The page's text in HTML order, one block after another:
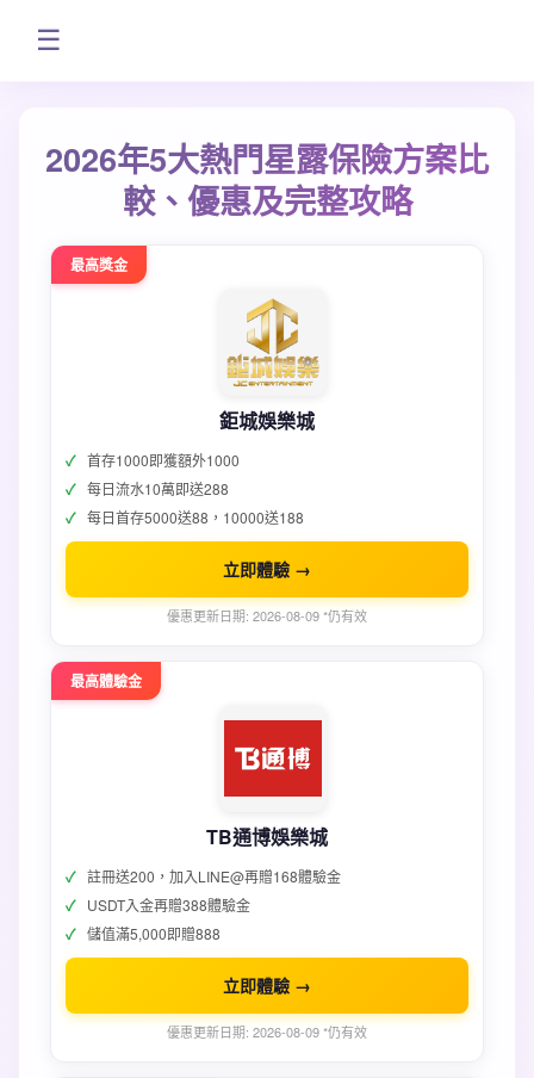
☰
2026年5大熱門星露保險方案比
較、優惠及完整攻略
最高獎金
鉅城娛樂城
首存1000即獲額外1000
每日流水10萬即送288
每日首存5000送88，10000送188
立即體驗 →
優惠更新日期: 2026-08-09 *仍有效
最高體驗金
TB通博娛樂城
註冊送200，加入LINE@再贈168體驗金
USDT入金再贈388體驗金
儲值滿5,000即贈888
立即體驗 →
優惠更新日期: 2026-08-09 *仍有效